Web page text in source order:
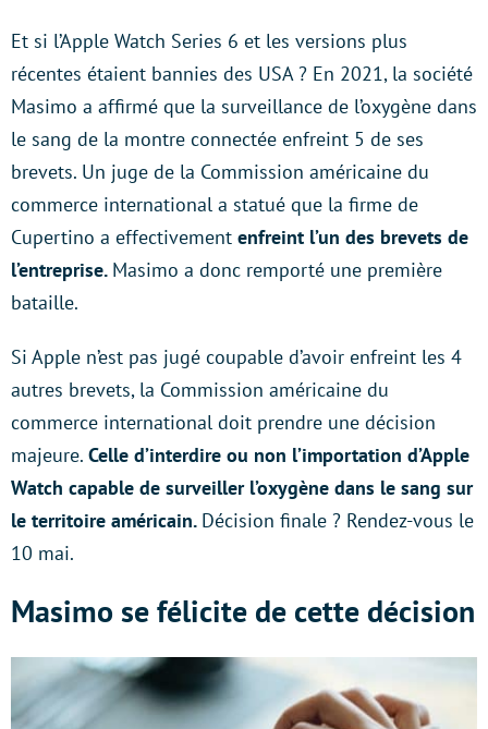
Et si l’Apple Watch Series 6 et les versions plus
récentes étaient bannies des USA ? En 2021, la société
Masimo a affirmé que la surveillance de l’oxygène dans
le sang de la montre connectée enfreint 5 de ses
brevets. Un juge de la Commission américaine du
commerce international a statué que la firme de
Cupertino a effectivement enfreint l’un des brevets de
l’entreprise. Masimo a donc remporté une première
bataille.
Si Apple n’est pas jugé coupable d’avoir enfreint les 4
autres brevets, la Commission américaine du
commerce international doit prendre une décision
majeure. Celle d’interdire ou non l’importation d’Apple
Watch capable de surveiller l’oxygène dans le sang sur
le territoire américain. Décision finale ? Rendez-vous le
10 mai.
Masimo se félicite de cette décision